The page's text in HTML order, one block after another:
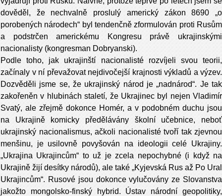
dověděl, že nechvalně proslulý americký zákon 8690 „o
porobených národech“ byl tendenčně zformulován proti Rusům
a podstrčen americkému Kongresu právě ukrajinskými
nacionalisty (kongresman Dobryanski).
Podle toho, jak ukrajinští nacionalisté rozvíjeli svou teorii,
začínaly v ní převažovat nejdivočejší krajnosti výkladů a výzev.
Dozvěděli jsme se, že ukrajinský národ je „nadnárod“. Je tak
zakořeněn v hlubinách staletí, že Ukrajinec byl nejen Vladimír
Svatý, ale zřejmě dokonce Homér, a v podobném duchu jsou
na Ukrajině komicky předělávány školní učebnice, neboť
ukrajinský nacionalismus, ačkoli nacionalisté tvoří tak zjevnou
menšinu, je usilovně povyšován na ideologii celé Ukrajiny.
„Ukrajina Ukrajincům“ to už je zcela nepochybné (i když na
Ukrajině žijí desítky národů), ale také „Kyjevská Rus až Po Ural
Ukrajincům“. Rusové jsou dokonce vylučovány ze Slovanstva
jakožto mongolsko-finský hybrid. Ústav národní geopolitiky,